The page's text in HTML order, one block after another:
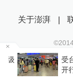
受台
开行
关于澎湃 |
沪ICP证：
互联网新